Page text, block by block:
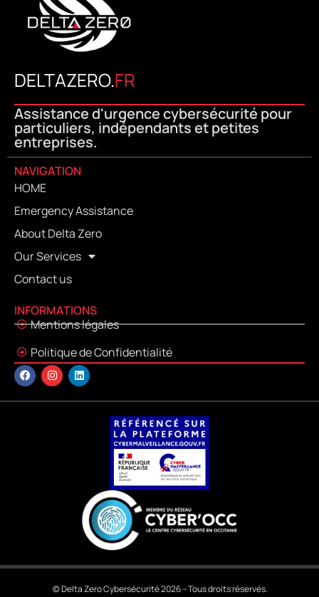
DELTAZERO.FR
Assistance d'urgence cybersécurité pour
particuliers, indépendants et petites
entreprises.
NAVIGATION
HOME
Emergency Assistance
About Delta Zero
Our Services
Contact us
INFORMATIONS
Mentions légales
Politique de Confidentialité
© Delta Zero Cybersécurité 2026 – Tous droits réservés.